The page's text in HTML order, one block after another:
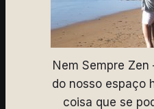
Nem Sempre
do nosso espaço
coisa que se